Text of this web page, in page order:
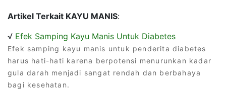
Artikel Terkait KAYU MANIS:
√ Efek Samping Kayu Manis Untuk Diabetes
Efek samping kayu manis untuk penderita diabetes
harus hati-hati karena berpotensi menurunkan kadar
gula darah menjadi sangat rendah dan berbahaya
bagi kesehatan.